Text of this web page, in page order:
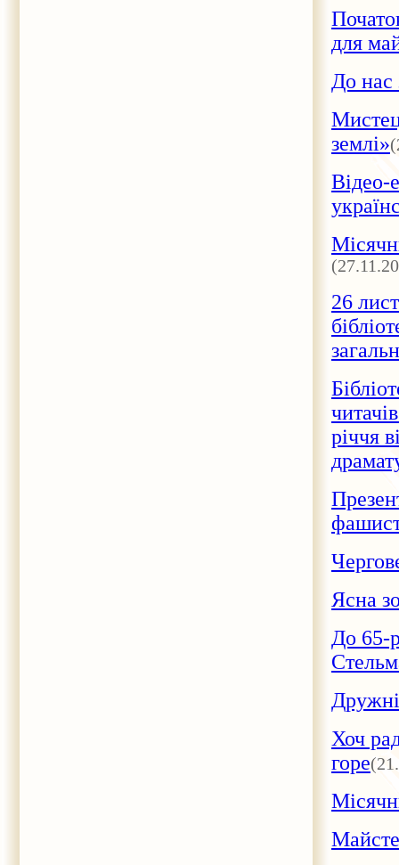
для
До нас
землі»
Відео-
26
річчя
Ясна
До 65-
Хоч
горе